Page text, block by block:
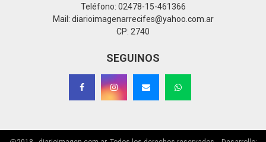
Teléfono: 02478-15-461366
Mail: diarioimagenarrecifes@yahoo.com.ar
CP: 2740
SEGUINOS